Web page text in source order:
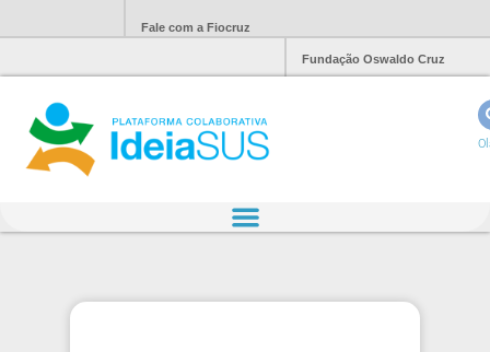
Fale com a Fiocruz
Fundação Oswaldo Cruz